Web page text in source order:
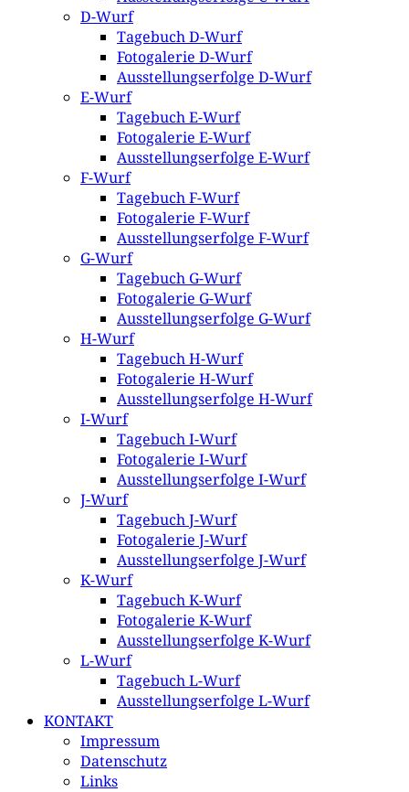
D-Wurf
Tagebuch D-Wurf
Fotogalerie D-Wurf
Ausstellungserfolge D-Wurf
E-Wurf
Tagebuch E-Wurf
Fotogalerie E-Wurf
Ausstellungserfolge E-Wurf
F-Wurf
Tagebuch F-Wurf
Fotogalerie F-Wurf
Ausstellungserfolge F-Wurf
G-Wurf
Tagebuch G-Wurf
Fotogalerie G-Wurf
Ausstellungserfolge G-Wurf
H-Wurf
Tagebuch H-Wurf
Fotogalerie H-Wurf
Ausstellungserfolge H-Wurf
I-Wurf
Tagebuch I-Wurf
Fotogalerie I-Wurf
Ausstellungserfolge I-Wurf
J-Wurf
Tagebuch J-Wurf
Fotogalerie J-Wurf
Ausstellungserfolge J-Wurf
K-Wurf
Tagebuch K-Wurf
Fotogalerie K-Wurf
Ausstellungserfolge K-Wurf
L-Wurf
Tagebuch L-Wurf
Ausstellungserfolge L-Wurf
KONTAKT
Impressum
Datenschutz
Links